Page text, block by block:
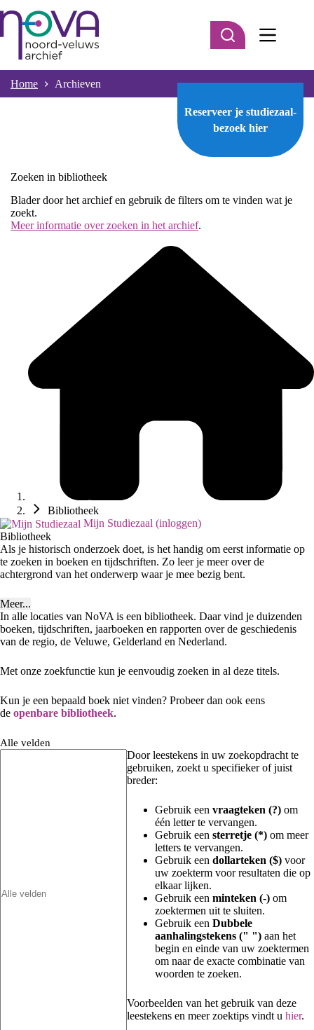
naar
inhoud
Home Archieven
Reserveer je studiezaal-
bezoek hier
Zoeken in bibliotheek
Blader door het archief en gebruik de filters om te vinden wat je
zoekt.
Meer informatie over zoeken in het archief.
Bibliotheek
Mijn Studiezaal (inloggen)
Bibliotheek
Als je historisch onderzoek doet, is het handig om eerst informatie op
te zoeken in boeken en tijdschriften. Zo leer je meer over de
achtergrond van het onderwerp waar je mee bezig bent.
Meer...
In alle locaties van NoVA is een bibliotheek. Daar vind je duizenden
boeken, tijdschriften, jaarboeken en rapporten over de geschiedenis
van de regio, de Veluwe, Gelderland en Nederland.
Met onze zoekfunctie kun je eenvoudig zoeken in al deze titels.
Kun je een bepaald boek niet vinden? Probeer dan ook eens
de openbare bibliotheek.
Alle velden
Door leestekens in uw zoekopdracht te
gebruiken, zoekt u specifieker of juist
breder:
Gebruik een vraagteken (?) om
één letter te vervangen.
Gebruik een sterretje (*) om meer
letters te vervangen.
Gebruik een dollarteken ($) voor
uw zoekterm voor resultaten die op
elkaar lijken.
Gebruik een minteken (-) om
zoektermen uit te sluiten.
Gebruik een Dubbele
aanhalingstekens (" ") aan het
begin en einde van uw zoektermen
om naar de exacte combinatie van
woorden te zoeken.
Voorbeelden van het gebruik van deze
leestekens en meer zoektips vindt u hier.